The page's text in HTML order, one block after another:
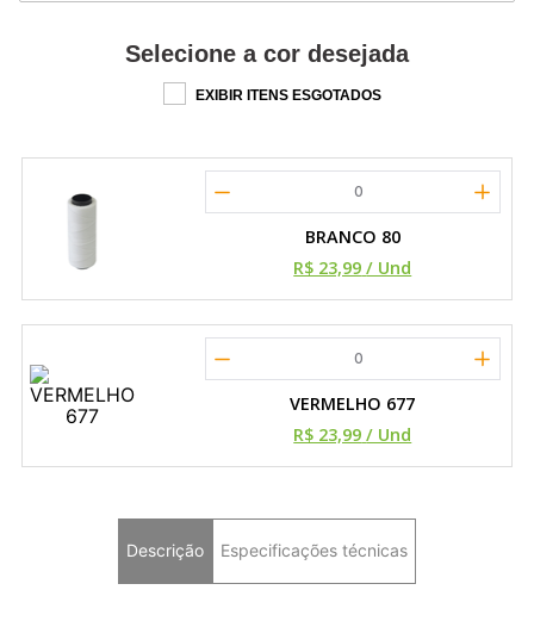
Selecione a cor desejada
EXIBIR ITENS ESGOTADOS
0
BRANCO 80
R$ 23,99 / Und
0
VERMELHO 677
R$ 23,99 / Und
Descrição Especificações técnicas